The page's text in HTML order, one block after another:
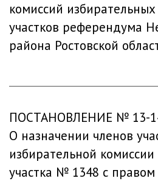
комиссий избирательных
участков референдума
района Ростовской
ПОСТАНОВЛЕНИЕ № 13-
О назначении членов
избирательной
участка № 1348 с